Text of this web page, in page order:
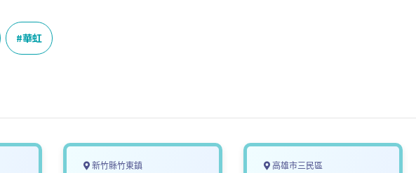
p
y
L
華虹
新竹縣竹東鎮 高雄市三民區